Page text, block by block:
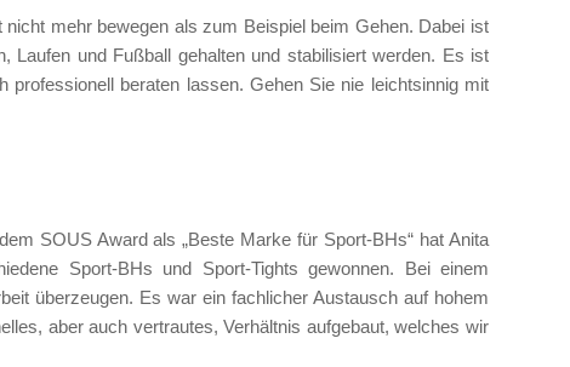
mehr bewegen als zum Beispiel beim Gehen. Dabei ist
und Fußball gehalten und stabilisiert werden. Es ist
beraten lassen. Gehen Sie nie leichtsinnig mit
SOUS Award als „Beste Marke für Sport-BHs“ hat Anita
Sport-BHs und Sport-Tights gewonnen. Bei einem
überzeugen. Es war ein fachlicher Austausch auf hohem
aber auch vertrautes, Verhältnis aufgebaut, welches wir